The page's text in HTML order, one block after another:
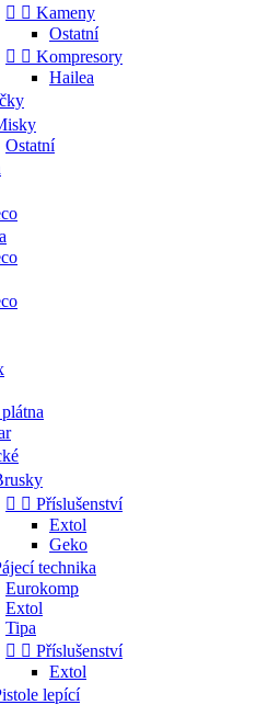
  Kameny
Ostatní
  Kompresory
Hailea
Ostatní
  Příslušenství
Extol
Geko
technika
Eurokomp
Extol
Tipa
  Příslušenství
Extol
lepící